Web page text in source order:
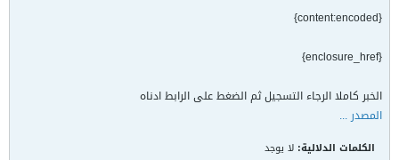
{content:encoded}
{enclosure_href}
الخبر كاملا الرجاء التسجيل ثم الضغط على الرابط ادناه
المصدر ...
الكلمات الدلالية: لا يوجد